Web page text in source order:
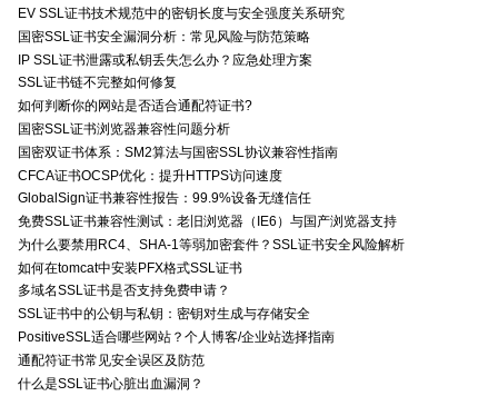
EV SSL证书技术规范中的密钥长度与安全强度关系研究
国密SSL证书安全漏洞分析：常见风险与防范策略
IP SSL证书泄露或私钥丢失怎么办？应急处理方案
SSL证书链不完整如何修复
如何判断你的网站是否适合通配符证书?
国密SSL证书浏览器兼容性问题分析
国密双证书体系：SM2算法与国密SSL协议兼容性指南
CFCA证书OCSP优化：提升HTTPS访问速度
GlobalSign证书兼容性报告：99.9%设备无缝信任
免费SSL证书兼容性测试：老旧浏览器（IE6）与国产浏览器支持
为什么要禁用RC4、SHA-1等弱加密套件？SSL证书安全风险解析
如何在tomcat中安装PFX格式SSL证书
多域名SSL证书是否支持免费申请？
SSL证书中的公钥与私钥：密钥对生成与存储安全
PositiveSSL适合哪些网站？个人博客/企业站选择指南
通配符证书常见安全误区及防范
什么是SSL证书心脏出血漏洞？